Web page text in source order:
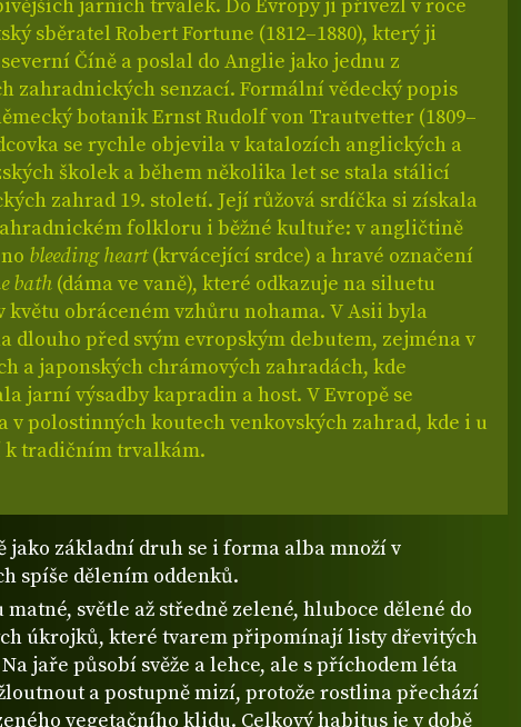
jarních trvalek. Do Evropy ji přivezl v roce
sběratel Robert Fortune (1812–1880), který ji
Číně a poslal do Anglie jako jednu z
zahradnických senzací. Formální vědecký popis
botanik Ernst Rudolf von Trautvetter (1809–
se rychle objevila v katalozích anglických a
školek a během několika let se stala stálicí
zahrad 19. století. Její růžová srdíčka si získala
folkloru i běžné kultuře: v angličtině
bleeding heart(krvácející srdce) a hravé označení
bath (dáma ve vaně), které odkazuje na siluetu
květu obráceném vzhůru nohama. V Asii byla
dlouho před svým evropským debutem, zejména v
a japonských chrámových zahradách, kde
jarní výsadby kapradin a host. V Evropě se
v polostinných koutech venkovských zahrad, kde i u
k tradičním trvalkám.
jako základní druh se i forma alba množí v
spíše dělením oddenků.
matné, světle až středně zelené, hluboce dělené do
úkrojků, které tvarem připomínají listy dřevitých
jaře působí svěže a lehce, ale s příchodem léta
a postupně mizí, protože rostlina přechází
vegetačního klidu. Celkový habitus je v době